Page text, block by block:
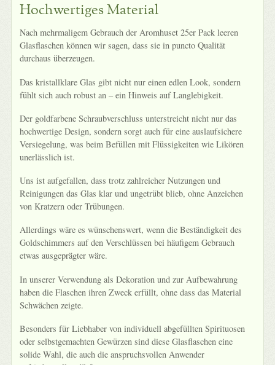
Hochwertiges Material
Nach mehrmaligem Gebrauch der Aromhuset 25er Pack leeren
Glasflaschen können wir sagen, dass sie in puncto Qualität
durchaus überzeugen.
Das kristallklare Glas gibt nicht nur einen edlen Look, sondern
fühlt sich auch robust an – ein Hinweis auf Langlebigkeit.
Der goldfarbene Schraubverschluss unterstreicht nicht nur das
hochwertige Design, sondern sorgt auch für eine auslaufsichere
Versiegelung, was beim Befüllen mit Flüssigkeiten wie Likören
unerlässlich ist.
Uns ist aufgefallen, dass trotz zahlreicher Nutzungen und
Reinigungen das Glas klar und ungetrübt blieb, ohne Anzeichen
von Kratzern oder Trübungen.
Allerdings wäre es wünschenswert, wenn die Beständigkeit des
Goldschimmers auf den Verschlüssen bei häufigem Gebrauch
etwas ausgeprägter wäre.
In unserer Verwendung als Dekoration und zur Aufbewahrung
haben die Flaschen ihren Zweck erfüllt, ohne dass das Material
Schwächen zeigte.
Besonders für Liebhaber von individuell abgefüllten Spirituosen
oder selbstgemachten Gewürzen sind diese Glasflaschen eine
solide Wahl, die auch die anspruchsvollen Anwender